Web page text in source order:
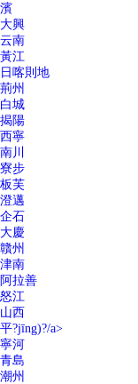
濱
大興
云南
黃江
日喀則地
荊州
白城
揭陽
西寧
南川
寮步
板芙
澄邁
企石
大慶
贛州
津南
阿拉善
怒江
山西
平?jīng)?/a>
寧河
青島
潮州